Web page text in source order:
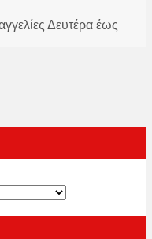
Δευτέρα έως